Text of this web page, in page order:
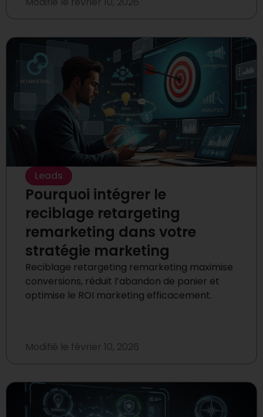
Leads
Pourquoi intégrer le
reciblage retargeting
remarketing dans votre
stratégie marketing
Reciblage retargeting remarketing maximise
conversions, réduit l’abandon de panier et
optimise le ROI marketing efficacement.
Modifié le février 10, 2026